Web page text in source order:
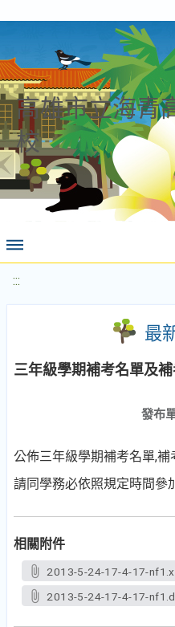
高雄市立海青
校
:::
最
三年級學期補考名單及
發布
公佈三年級學期補考名單,
請同學務必依照規定時間參
相關附件
2013-5-24-17-4-17-
2013-5-24-17-4-17-